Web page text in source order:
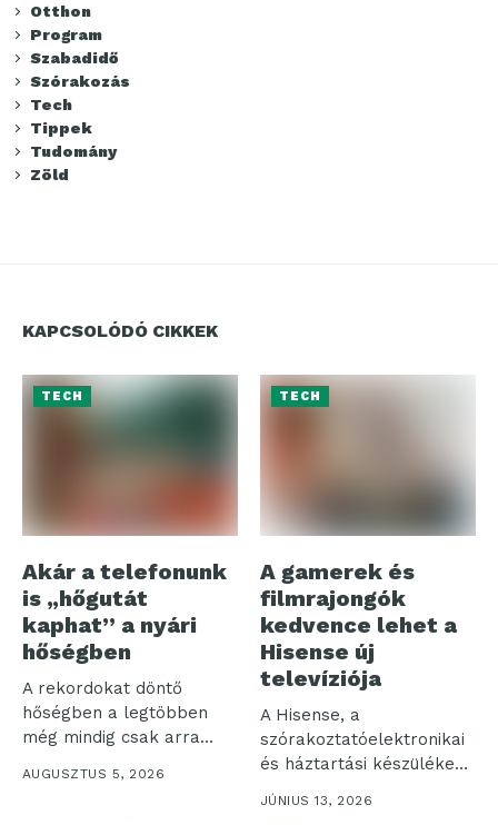
Otthon
Program
Szabadidő
Szórakozás
Tech
Tippek
Tudomány
Zöld
KAPCSOLÓDÓ CIKKEK
TECH
Akár a telefonunk
is „hőgutát
kaphat” a nyári
hőségben
A rekordokat döntő
hőségben a legtöbben
még mindig csak arra
AUGUSZTUS 5, 2026
TECH
A gamerek és
filmrajongók
kedvence lehet a
Hisense új
televíziója
A Hisense, a
szórakoztatóelektronikai
és háztartási készülékek
piacának egyik vezető
globális szereplője...
JÚNIUS 13, 2026